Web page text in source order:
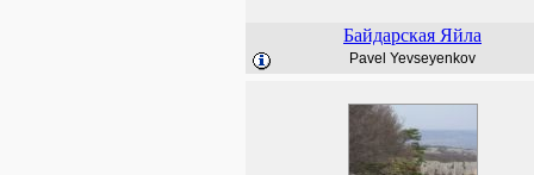
Байдарская Яйла
Pavel Yevseyenkov